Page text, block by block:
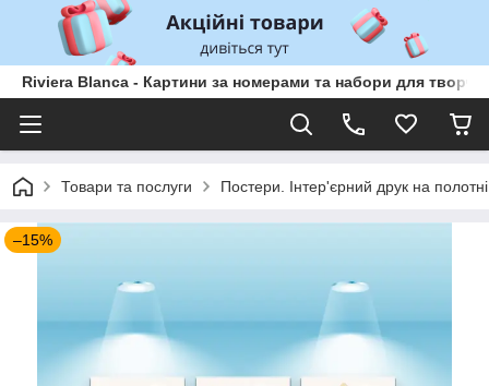
Riviera Blanca - Картини за номерами та набори для
Товари та послуги Постери. Інтер'єрний друк на полотні
–15%